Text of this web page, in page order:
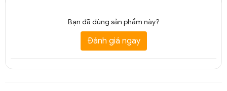
Bạn đã dùng sản phẩm này?
Đánh giá ngay